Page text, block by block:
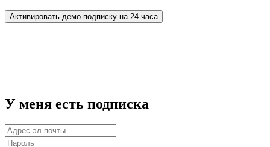
У меня есть подписка